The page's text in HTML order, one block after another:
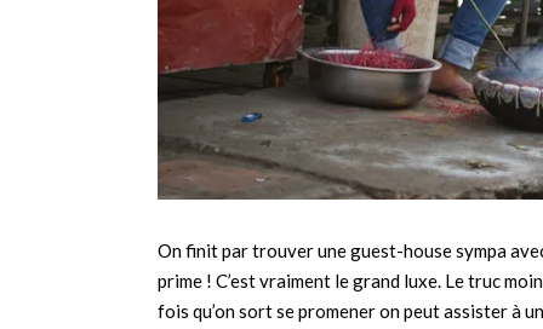
On finit par trouver une guest-house sympa
prime ! C’est vraiment le grand luxe. Le truc
fois qu’on sort se promener on peut assister à